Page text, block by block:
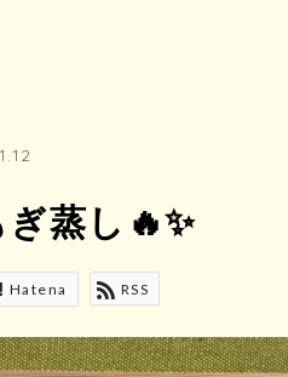
蒸し🔥✨
Hatena RSS